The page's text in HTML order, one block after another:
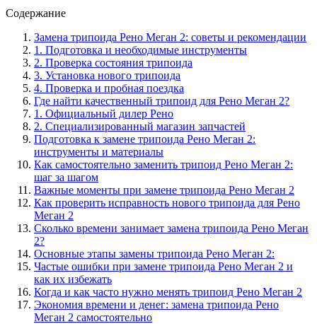
Содержание
Замена трипоида Рено Меган 2: советы и рекомендации
1. Подготовка и необходимые инструменты
2. Проверка состояния трипоида
3. Установка нового трипоида
4. Проверка и пробная поездка
Где найти качественный трипоид для Рено Меган 2?
1. Официальный дилер Рено
2. Специализированный магазин запчастей
Подготовка к замене трипоида Рено Меган 2:
инструменты и материалы
Как самостоятельно заменить трипоид Рено Меган 2:
шаг за шагом
Важные моменты при замене трипоида Рено Меган 2
Как проверить исправность нового трипоида для Рено
Меган 2
Сколько времени занимает замена трипоида Рено Меган
2?
Основные этапы замены трипоида Рено Меган 2:
Частые ошибки при замене трипоида Рено Меган 2 и
как их избежать
Когда и как часто нужно менять трипоид Рено Меган 2
Экономия времени и денег: замена трипоида Рено
Меган 2 самостоятельно